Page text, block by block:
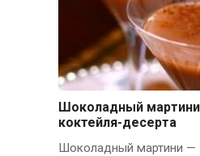
Шоколадный
коктейля-десерта
Шоколадный мартини —